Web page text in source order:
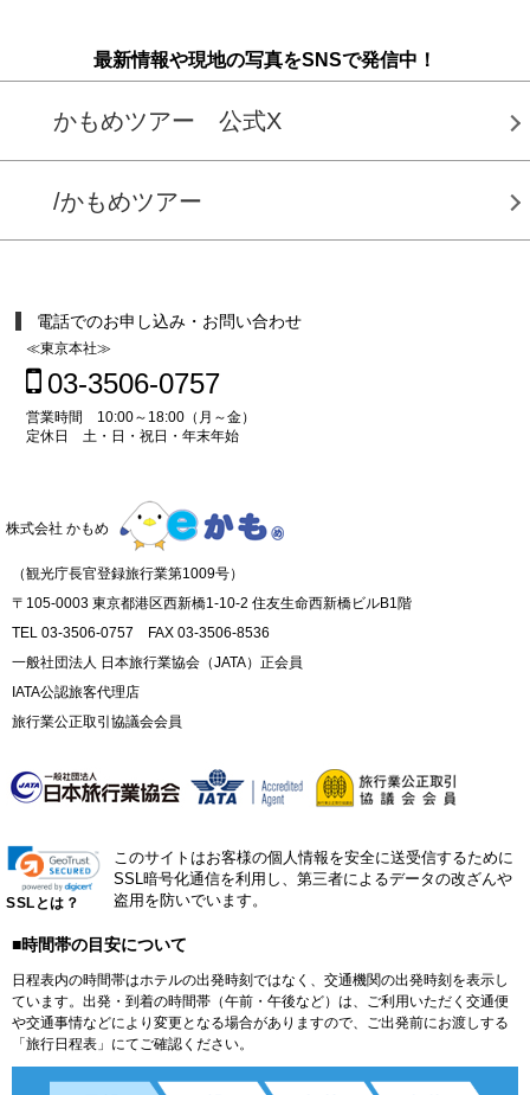
最新情報や現地の写真をSNSで発信中！
かもめツアー 公式X
/かもめツアー
電話でのお申し込み・お問い合わせ
≪東京本社≫
03-3506-0757
営業時間 10:00～18:00（月～金）
定休日 土・日・祝日・年末年始
株式会社 かもめ
（観光庁長官登録旅行業第1009号）
〒105-0003 東京都港区西新橋1-10-2 住友生命西新橋ビルB1階
TEL 03-3506-0757 FAX 03-3506-8536
一般社団法人 日本旅行業協会（JATA）正会員
IATA公認旅客代理店
旅行業公正取引協議会会員
SSLとは？
このサイトはお客様の個人情報を安全に送受信するために
SSL暗号化通信を利用し、第三者によるデータの改ざんや
盗用を防いでいます。
■時間帯の目安について
日程表内の時間帯はホテルの出発時刻ではなく、交通機関の出発時刻を表示し
ています。出発・到着の時間帯（午前・午後など）は、ご利用いただく交通便
や交通事情などにより変更となる場合がありますので、ご出発前にお渡しする
「旅行日程表」にてご確認ください。